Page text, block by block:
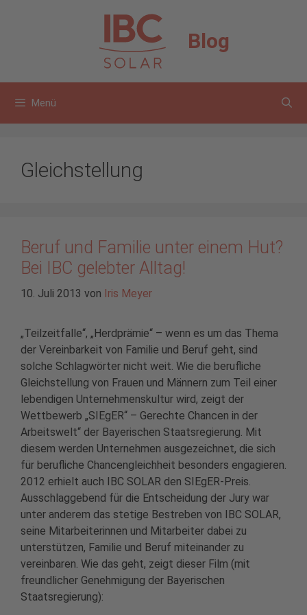
Blog
Menü
Gleichstellung
Beruf und Familie unter einem Hut?
Bei IBC gelebter Alltag!
10. Juli 2013 von Iris Meyer
„Teilzeitfalle“, „Herdprämie“ – wenn es um das Thema
der Vereinbarkeit von Familie und Beruf geht, sind
solche Schlagwörter nicht weit. Wie die berufliche
Gleichstellung von Frauen und Männern zum Teil einer
lebendigen Unternehmenskultur wird, zeigt der
Wettbewerb „SIEgER“ – Gerechte Chancen in der
Arbeitswelt“ der Bayerischen Staatsregierung. Mit
diesem werden Unternehmen ausgezeichnet, die sich
für berufliche Chancengleichheit besonders engagieren.
2012 erhielt auch IBC SOLAR den SIEgER-Preis.
Ausschlaggebend für die Entscheidung der Jury war
unter anderem das stetige Bestreben von IBC SOLAR,
seine Mitarbeiterinnen und Mitarbeiter dabei zu
unterstützen, Familie und Beruf miteinander zu
vereinbaren. Wie das geht, zeigt dieser Film (mit
freundlicher Genehmigung der Bayerischen
Staatsregierung):